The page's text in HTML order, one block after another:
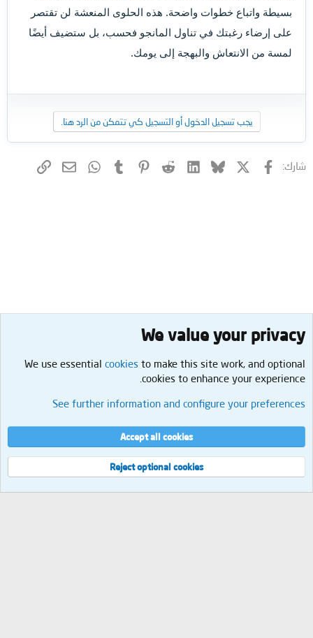
بسيطة واتباع خطوات واضحة. هذه الحلوى المنعشة لن تقتصر
على إرضاء رغبتك في تناول المانجو فحسب، بل ستضيف أيضًا
لمسة من الانتعاش والبهجة إلى يومك.
يجب تسجيل الدخول أو التسجيل كي تتمكن من الرد هنا.
شارك: فيسبوك X (Twitter)
Bluesky
LinkedIn
Reddit
Pinterest
Tumblr
WhatsApp
البريد
الطبخ والحلويات
Cookies
العربية
إتصل بنا
الشروط والقوانين سياسة الخصوصية مساعدة الرئيسية
R
S
مجموع الإستعلامات 9 إجمالي الوقت
2.09MB
We value your privacy
We use essential cookies to make this site work, and optional
cookies to enhance your experience.
See further information and configure your preferences
Accept all cookies
Reject optional cookies